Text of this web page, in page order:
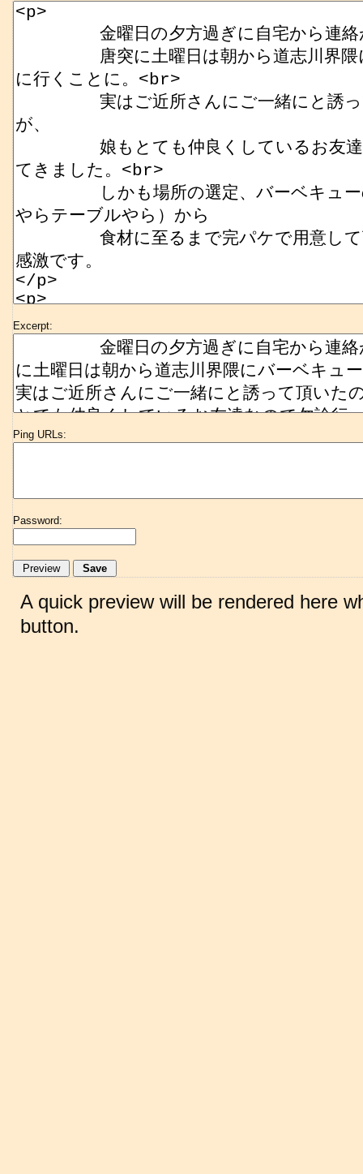
Excerpt:
Ping URLs:
Password:
A quick preview will be rendered here
button.